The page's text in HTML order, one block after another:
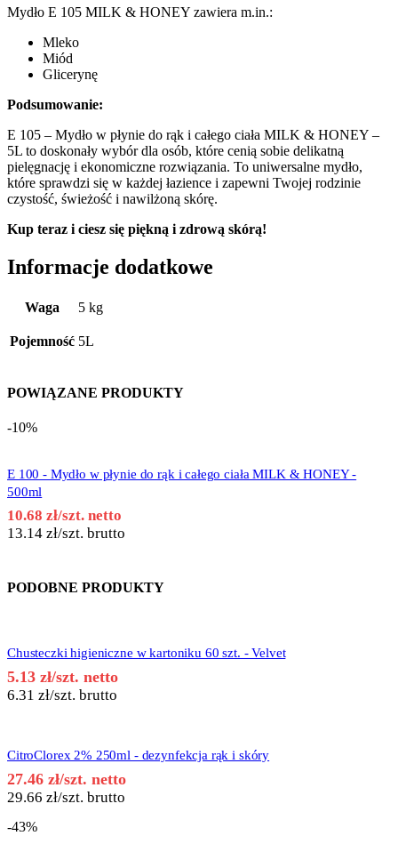
Mydło E 105 MILK & HONEY zawiera m.in.:
Mleko
Miód
Glicerynę
Podsumowanie:
E 105 – Mydło w płynie do rąk i całego ciała MILK & HONEY –
5L to doskonały wybór dla osób, które cenią sobie delikatną
pielęgnację i ekonomiczne rozwiązania. To uniwersalne mydło,
które sprawdzi się w każdej łazience i zapewni Twojej rodzinie
czystość, świeżość i nawilżoną skórę.
Kup teraz i ciesz się piękną i zdrową skórą!
Informacje dodatkowe
Waga 5 kg
Pojemność 5L
POWIĄZANE PRODUKTY
-10%
E 100 - Mydło w płynie do rąk i całego ciała MILK & HONEY -
500ml
10.68 zł/szt. netto
13.14 zł/szt. brutto
PODOBNE PRODUKTY
Chusteczki higieniczne w kartoniku 60 szt. - Velvet
5.13 zł/szt. netto
6.31 zł/szt. brutto
CitroClorex 2% 250ml - dezynfekcja rąk i skóry
27.46 zł/szt. netto
29.66 zł/szt. brutto
-43%